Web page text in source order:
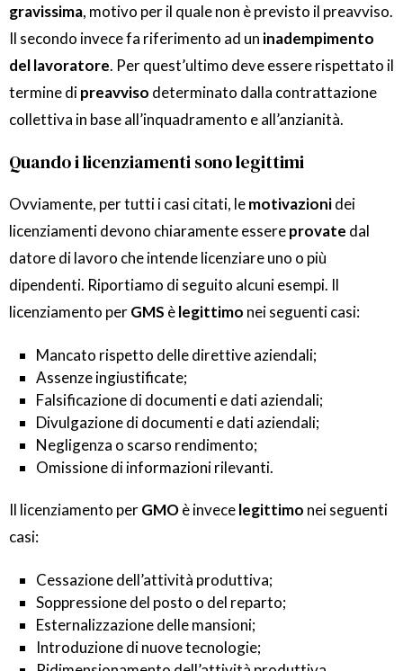
gravissima, motivo per il quale non è previsto il preavviso.
Il secondo invece fa riferimento ad un inadempimento
del lavoratore. Per quest’ultimo deve essere rispettato il
termine dipreavviso determinato dalla contrattazione
collettiva in base all’inquadramento e all’anzianità.
Quando i licenziamenti sono legittimi
Ovviamente, per tutti i casi citati, lemotivazionidei
licenziamenti devono chiaramente essereprovate dal
datore di lavoro che intende licenziare uno o più
dipendenti. Riportiamo di seguito alcuni esempi. Il
licenziamento perGMS èlegittimo nei seguenti casi:
Mancato rispetto delle direttive aziendali;
Assenze ingiustificate;
Falsificazione di documenti e dati aziendali;
Divulgazione di documenti e dati aziendali;
Negligenza o scarso rendimento;
Omissione di informazioni rilevanti.
Il licenziamento perGMOè invecelegittimo nei seguenti
casi:
Cessazione dell’attività produttiva;
Soppressione del posto o del reparto;
Esternalizzazione delle mansioni;
Introduzione di nuove tecnologie;